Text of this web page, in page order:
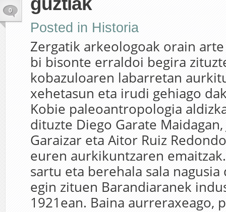
0
Posted in Historia
Zergatik arkeologoak orain
bi bisonte erraldoi begira
kobazuloaren labarretan
xehetasun eta irudi gehiago
Kobie paleoantropologia
dituzte Diego Garate Maidagan,
Garaizar eta Aitor Ruiz
euren aurkikuntzaren
sartu eta berehala sala
egin zituen Barandiaranek
1921ean. Baina aurreraxeago,